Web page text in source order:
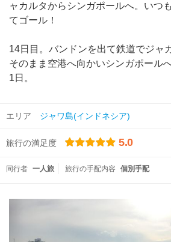
ャカルタからシンガポールへ。いつ
てゴール！
14日目。バンドンを出て鉄道でジャ
そのまま空港へ向かいシンガポール
1日。
エリア ジャワ島(インドネシア)
旅行の満足度 5.0
同行者 一人旅 旅行の手配内容 個別手配